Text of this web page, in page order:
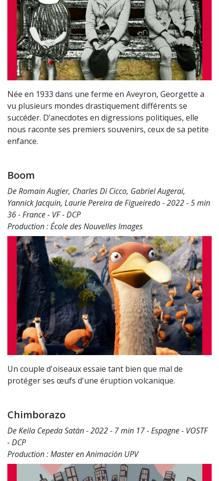
Née en 1933 dans une ferme en Aveyron, Georgette a
vu plusieurs mondes drastiquement différents se
succéder. D’anecdotes en digressions politiques, elle
nous raconte ses premiers souvenirs, ceux de sa petite
enfance.
Boom
De Romain Augier, Charles Di Cicco, Gabriel Augerai,
Yannick Jacquin, Laurie Pereira de Figueiredo - 2022 - 5 min
36 - France - VF - DCP
Production : École des Nouvelles Images
Un couple d'oiseaux essaie tant bien que mal de
protéger ses œufs d'une éruption volcanique.
Chimborazo
De Keila Cepeda Satán - 2022 - 7 min 17 - Espagne - VOSTF
- DCP
Production : Master en Animación UPV